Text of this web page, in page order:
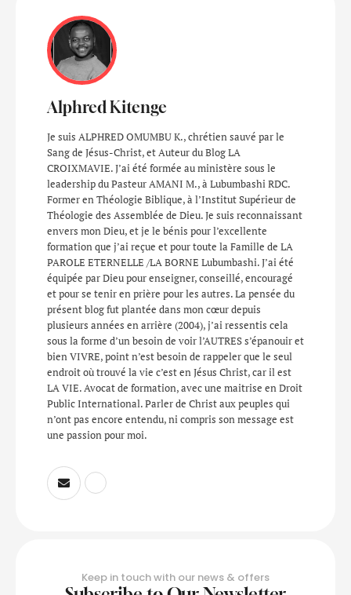
Alphred Kitenge
Je suis ALPHRED OMUMBU K., chrétien sauvé par le
Sang de Jésus-Christ, et Auteur du Blog LA
CROIXMAVIE. J’ai été formée au ministère sous le
leadership du Pasteur AMANI M., à Lubumbashi RDC.
Former en Théologie Biblique, à l’Institut Supérieur de
Théologie des Assemblée de Dieu. Je suis reconnaissant
envers mon Dieu, et je le bénis pour l’excellente
formation que j’ai reçue et pour toute la Famille de LA
PAROLE ETERNELLE /LA BORNE Lubumbashi. J’ai été
équipée par Dieu pour enseigner, conseillé, encouragé
et pour se tenir en prière pour les autres. La pensée du
présent blog fut plantée dans mon cœur depuis
plusieurs années en arrière (2004), j’ai ressentis cela
sous la forme d’un besoin de voir l’AUTRES s’épanouir et
bien VIVRE, point n’est besoin de rappeler que le seul
endroit où trouvé la vie c’est en Jésus Christ, car il est
LA VIE. Avocat de formation, avec une maitrise en Droit
Public International. Parler de Christ aux peuples qui
n’ont pas encore entendu, ni compris son message est
une passion pour moi.
Keep in touch with our news & offers